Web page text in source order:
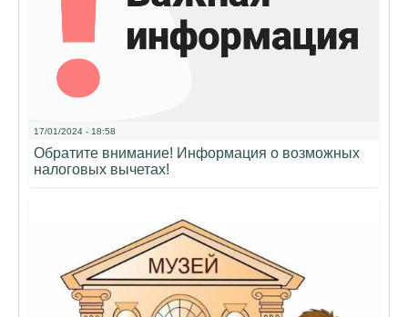
17/01/2024 - 18:58
Обратите внимание! Информация о возможных
налоговых вычетах!